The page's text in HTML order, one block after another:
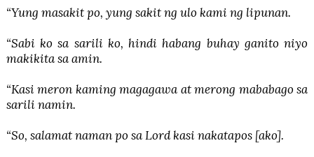
“Yung masakit po, yung sakit ng ulo kami ng lipunan.
“Sabi ko sa sarili ko, hindi habang buhay ganito niyo
makikita sa amin.
“Kasi meron kaming magagawa at merong mababago sa
sarili namin.
“So, salamat naman po sa Lord kasi nakatapos [ako].